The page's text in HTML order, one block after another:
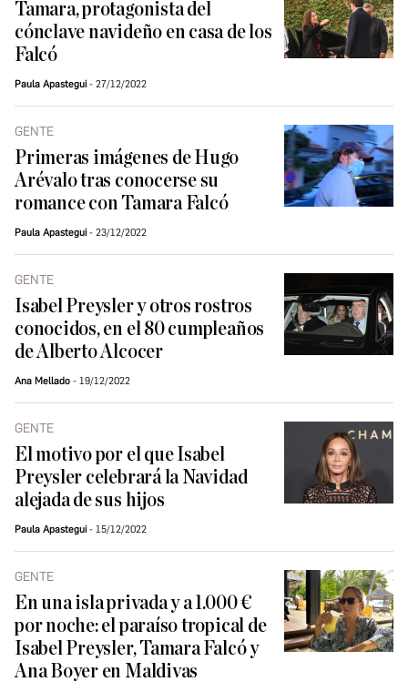
Tamara, protagonista del
cónclave navideño en casa de los
Falcó
Paula Apastegui 27/12/2022
GENTE
Primeras imágenes de Hugo
Arévalo tras conocerse su
romance con Tamara Falcó
Paula Apastegui 23/12/2022
GENTE
Isabel Preysler y otros rostros
conocidos, en el 80 cumpleaños
de Alberto Alcocer
Ana Mellado 19/12/2022
GENTE
El motivo por el que Isabel
Preysler celebrará la Navidad
alejada de sus hijos
Paula Apastegui 15/12/2022
GENTE
En una isla privada y a 1.000 €
por noche: el paraíso tropical de
Isabel Preysler, Tamara Falcó y
Ana Boyer en Maldivas